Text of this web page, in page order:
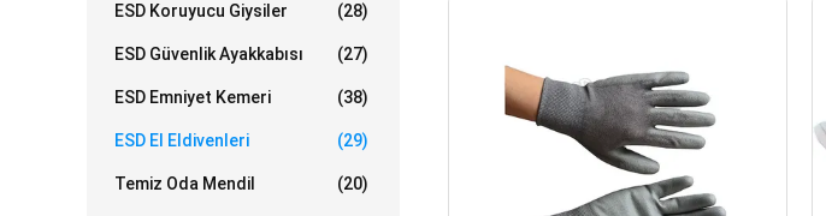
ESD Koruyucu Giysiler (28)
ESD Güvenlik Ayakkabısı (27)
ESD Emniyet Kemeri (38)
ESD El Eldivenleri (29)
Temiz Oda Mendil (20)